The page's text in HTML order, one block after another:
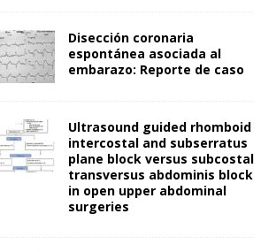
Disección coronaria
espontánea asociada al
embarazo: Reporte de caso
Ultrasound guided rhomboid
intercostal and subserratus
plane block versus subcostal
transversus abdominis block
in open upper abdominal
surgeries